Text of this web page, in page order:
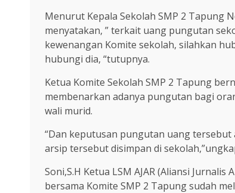
Menurut Kepala Sekolah SMP 2 Tapung
menyatakan, ” terkait uang pungutan
kewenangan Komite sekolah, silahkan
hubungi dia, “tutupnya.
Ketua Komite Sekolah SMP 2 Tapung
membenarkan adanya pungutan bagi
wali murid.
“Dan keputusan pungutan uang
arsip tersebut disimpan di
Soni,S.H Ketua LSM AJAR (Aliansi
bersama Komite SMP 2 Tapung sudah